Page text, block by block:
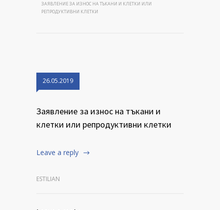
ЗАЯВЛЕНИЕ ЗА ИЗНОС НА ТЪКАНИ И КЛЕТКИ ИЛИ
РЕПРОДУКТИВНИ КЛЕТКИ
26.05.2019
Заявление за износ на тъкани и
клетки или репродуктивни клетки
Leave a reply
ESTILIAN